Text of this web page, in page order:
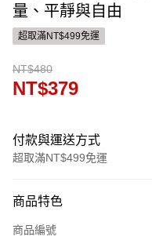
量、平靜與自由
超取滿NT$499免運
NT$480
NT$379
付款與運送方式
超取滿NT$499免運
信用卡一次付款
商品特色
商品編號